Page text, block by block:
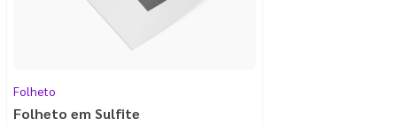
Folheto
Folheto em Sulfite